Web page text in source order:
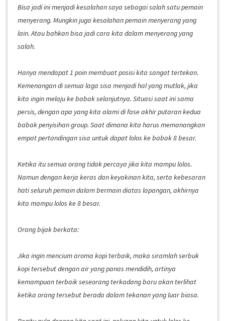
Bisa jadi ini menjadi kesalahan saya sebagai salah satu pemain
menyerang. Mungkin juga kesalahan pemain menyerang yang
lain. Atau bahkan bisa jadi cara kita dalam menyerang yang
salah.
Hanya mendapat 1 poin membuat posisi kita sangat tertekan.
Kemenangan di semua laga sisa menjadi hal yang mutlak, jika
kita ingin melaju ke babak selanjutnya. Situasi saat ini sama
persis, dengan apa yang kita alami di fase akhir putaran kedua
babak penyisihan group. Saat dimana kita harus memanangkan
empat pertandingan sisa untuk dapat lolos ke babak 8 besar.
Ketika itu semua orang tidak percaya jika kita mampu lolos.
Namun dengan kerja keras dan keyakinan kita, serta kebesaran
hati seluruh pemain dalam bermain diatas lapangan, akhirnya
kita mampu lolos ke 8 besar.
Orang bijak berkata:
Jika ingin mencium aroma kopi terbaik, maka siramlah serbuk
kopi tersebut dengan air yang panas mendidih, artinya
kemampuan terbaik seseorang terkadang baru akan terlihat
ketika orang tersebut berada dalam tekanan yang luar biasa.